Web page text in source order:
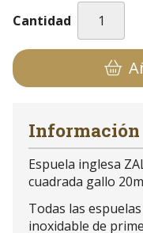
Cantidad
Información
Espuela inglesa
cuadrada gallo
Todas las
inoxidable de